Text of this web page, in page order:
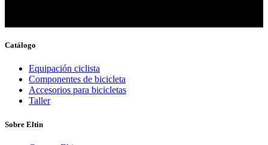
Catálogo
Equipación ciclista
Componentes de bicicleta
Accesorios para bicicletas
Taller
Sobre Eltin